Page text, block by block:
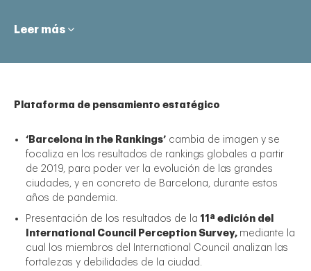
Leer más
Plataforma de pensamiento estatégico
‘Barcelona in the Rankings’ cambia de imagen y se
focaliza en los resultados de rankings globales a partir
de 2019, para poder ver la evolución de las grandes
ciudades, y en concreto de Barcelona, durante estos
años de pandemia.
Presentación de los resultados de la 11ª edición del
International Council Perception Survey, mediante la
cual los miembros del International Council analizan las
fortalezas y debilidades de la ciudad.